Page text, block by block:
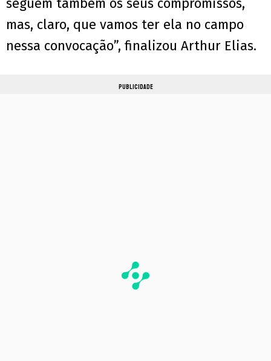
seguem também os seus compromissos,
mas, claro, que vamos ter ela no campo
nessa convocação”, finalizou Arthur Elias.
PUBLICIDADE